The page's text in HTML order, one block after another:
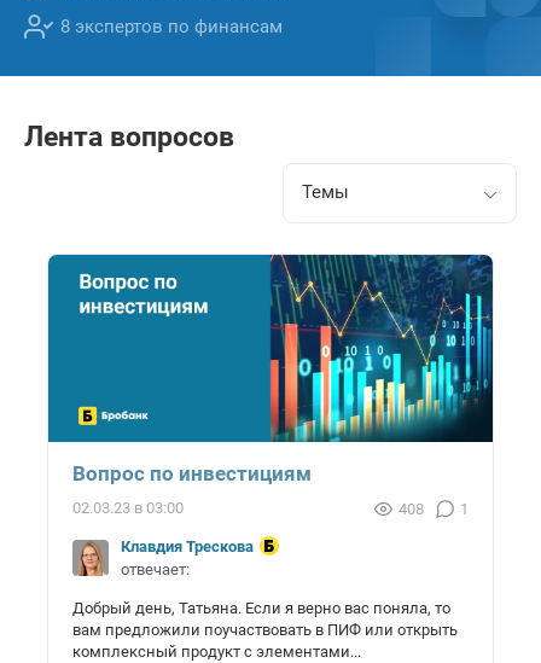
8 экспертов по финансам
Лента вопросов
Темы
Вопрос по инвестициям
02.03.23 в 03:00 408 1
Клавдия Трескова
отвечает:
Добрый день, Татьяна. Если я верно вас поняла, то
вам предложили поучаствовать в ПИФ или открыть
комплексный продукт с элементами...